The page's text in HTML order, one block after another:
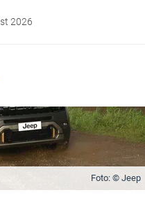
2026
Foto: © Jeep